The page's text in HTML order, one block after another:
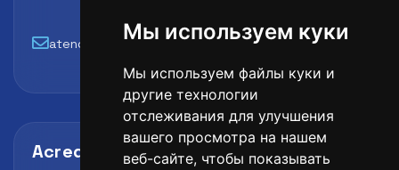
Мы используем куки
Мы используем файлы куки и
другие технологии
отслеживания для улучшения
вашего просмотра на нашем
веб-сайте, чтобы показывать
atencion@futbollab.com
Acreditaciones y alianzas